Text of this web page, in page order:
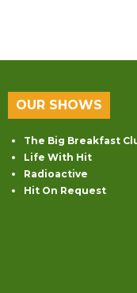
OUR SHOWS
The Big Breakfast
Life With Hit
Radioactive
Hit On Request